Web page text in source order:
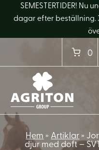
SEMESTERTIDER! Nu
dagar efter beställning.
0
Hem » Artiklar »
djur med doft –